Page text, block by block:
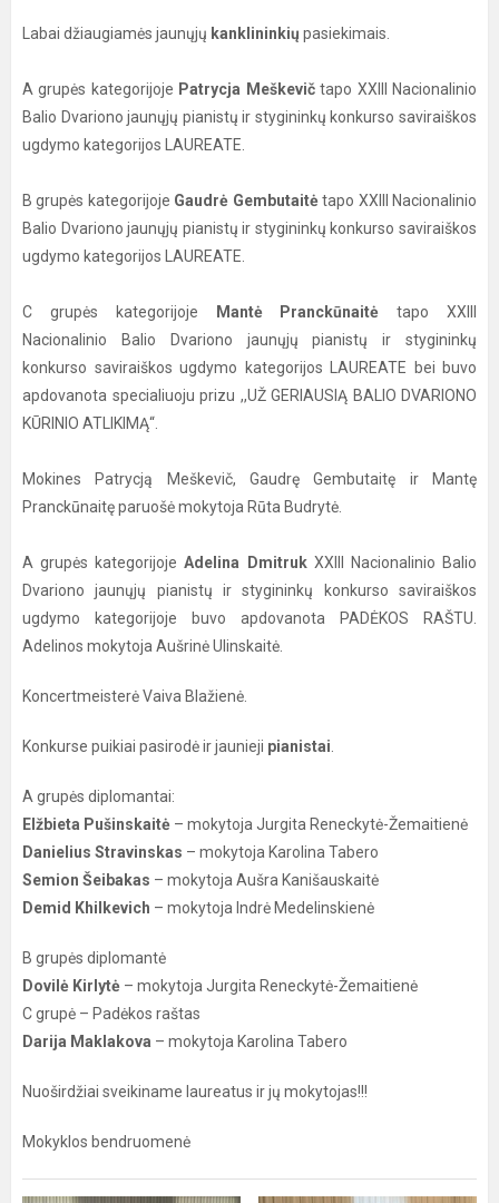
Labai džiaugiamės jaunųjų kanklininkių pasiekimais.
A grupės kategorijoje Patrycja Meškevičtapo XXIII Nacionalinio
Balio Dvariono jaunųjų pianistų ir stygininkų konkurso saviraiškos
ugdymo kategorijos LAUREATE.
B grupės kategorijoje Gaudrė Gembutaitėtapo XXIII Nacionalinio
Balio Dvariono jaunųjų pianistų ir stygininkų konkurso saviraiškos
ugdymo kategorijos LAUREATE.
C grupės kategorijoje Mantė Pranckūnaitė tapo XXIII
Nacionalinio Balio Dvariono jaunųjų pianistų ir stygininkų
konkurso saviraiškos ugdymo kategorijos LAUREATE bei buvo
apdovanota specialiuoju prizu ,,UŽ GERIAUSIĄ BALIO DVARIONO
KŪRINIO ATLIKIMĄ“.
Mokines Patrycją Meškevič, Gaudrę Gembutaitę ir Mantę
Pranckūnaitę paruošė mokytoja Rūta Budrytė.
A grupės kategorijojeAdelina DmitrukXXIII Nacionalinio Balio
Dvariono jaunųjų pianistų ir stygininkų konkurso saviraiškos
ugdymo kategorijoje buvo apdovanota PADĖKOS RAŠTU.
Adelinos mokytoja Aušrinė Ulinskaitė.
Koncertmeisterė Vaiva Blažienė.
Konkurse puikiai pasirodė ir jaunieji pianistai
A grupės diplomantai:
Elžbieta Pušinskaitė – mokytoja Jurgita Reneckytė-Žemaitienė
Danielius Stravinskas – mokytoja Karolina Tabero
Semion Šeibakas – mokytoja Aušra Kanišauskaitė
Demid Khilkevich – mokytoja Indrė Medelinskienė
B grupės diplomantė
Dovilė Kirlytė – mokytoja Jurgita Reneckytė-Žemaitienė
C grupė – Padėkos raštas
Darija Maklakova – mokytoja Karolina Tabero
Nuoširdžiai sveikiname laureatus ir jų mokytojas!!!
Mokyklos bendruomenė